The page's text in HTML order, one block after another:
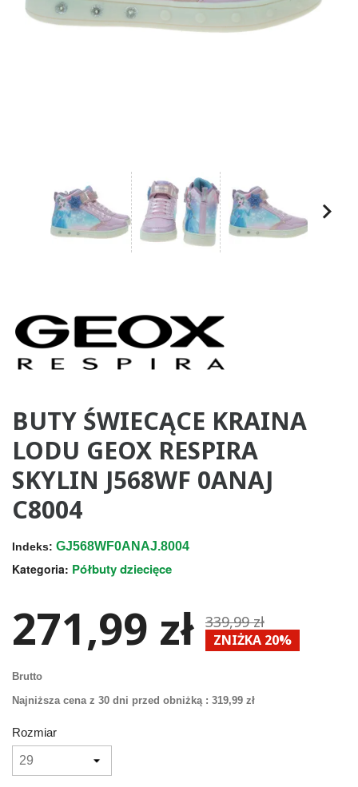
BUTY ŚWIECĄCE KRAINA
LODU GEOX RESPIRA
SKYLIN J568WF 0ANAJ
C8004
Indeks: GJ568WF0ANAJ.8004
Kategoria: Półbuty dziecięce
271,99 zł 339,99 zł
ZNIŻKA 20%
Brutto
Najniższa cena z 30 dni przed obniżką : 319,99 zł
Rozmiar